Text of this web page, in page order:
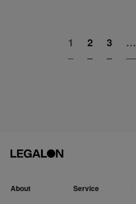
1 2 3 …
About Service